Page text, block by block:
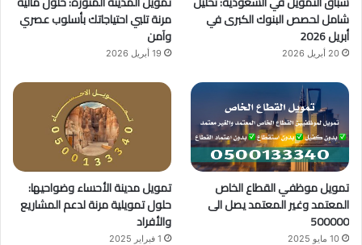
e
م
شامل لحصص البنوك الكبرى في
أبريل 2026
20 أبريل 2026
مرنة تلبي احتياجاتك بأسلوب عصري
وآمن
19 أبريل 2026
تمويل موظفي القطاع الخاص
المعتمد وغير المعتمد يصل الى
500000
10 مايو 2025
تمويل مدينة الأحساء وضواحيها:
حلول تمويلية مرنة لدعم المشاريع
والأفراد
1 فبراير 2025